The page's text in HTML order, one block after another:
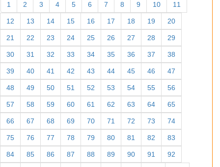
1 2 3 4 5 6 7 8 9 10 11
12 13 14 15 16 17 18 19 20
21 22 23 24 25 26 27 28 29
30 31 32 33 34 35 36 37 38
39 40 41 42 43 44 45 46 47
48 49 50 51 52 53 54 55 56
57 58 59 60 61 62 63 64 65
66 67 68 69 70 71 72 73 74
75 76 77 78 79 80 81 82 83
84 85 86 87 88 89 90 91 92